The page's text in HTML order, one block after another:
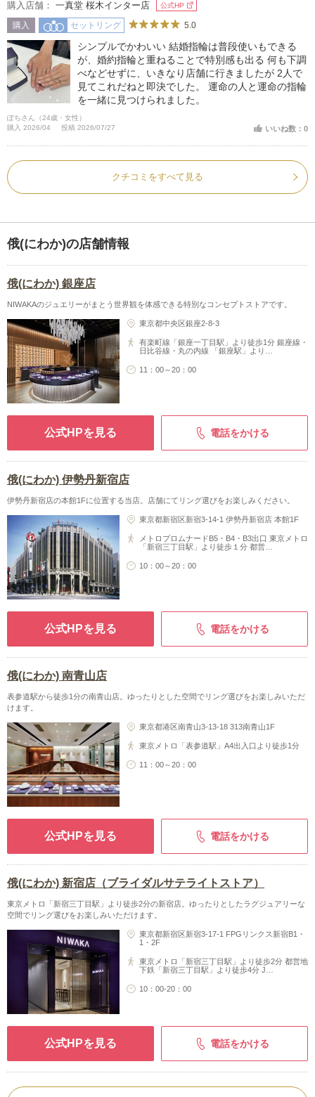
購入店舗： 一真堂 桜木インター店 公式HP
購入 セットリング 5.0
シンプルでかわいい 結婚指輪は普段使いもできる
が、婚約指輪と重ねることで特別感も出る 何も下調
べなどせずに、いきなり店舗に行きましたが 2人で
見てこれだねと即決でした。 運命の人と運命の指輪
を一緒に見つけられました。
ぽちさん（24歳・女性）
購入 2026/04
投稿 2026/07/27 いいね数：0
クチコミをすべて見る
俄(にわか)の店舗情報
俄(にわか) 銀座店
NIWAKAのジュエリーがまとう世界観を体感できる特別なコンセプトストアです。
東京都中央区銀座2-8-3
有楽町線「銀座一丁目駅」より徒歩1分 銀座線・
日比谷線・丸の内線 「銀座駅」より…
11：00～20：00
公式HPを見る 電話をかける
俄(にわか) 伊勢丹新宿店
伊勢丹新宿店の本館1Fに位置する当店。店舗にてリング選びをお楽しみください。
東京都新宿区新宿3-14-1 伊勢丹新宿店 本館1F
メトロプロムナードB5・B4・B3出口 東京メトロ
「新宿三丁目駅」より徒歩１分 都営…
10：00～20：00
公式HPを見る 電話をかける
俄(にわか) 南青山店
表参道駅から徒歩1分の南青山店。ゆったりとした空間でリング選びをお楽しみいただ
けます。
東京都港区南青山3-13-18 313南青山1F
東京メトロ「表参道駅」A4出入口より徒歩1分
11：00～20：00
公式HPを見る 電話をかける
俄(にわか) 新宿店（ブライダルサテライトストア）
東京メトロ「新宿三丁目駅」より徒歩2分の新宿店。ゆったりとしたラグジュアリーな
空間でリング選びをお楽しみいただけます。
東京都新宿区新宿3-17-1 FPGリンクス新宿B1・
1・2F
東京メトロ「新宿三丁目駅」より徒歩2分 都営地
下鉄「新宿三丁目駅」より徒歩4分 J…
10：00-20：00
公式HPを見る 電話をかける